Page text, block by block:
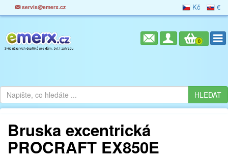
servis@emerx.cz Kč €
0
Bruska excentrická
PROCRAFT EX850E